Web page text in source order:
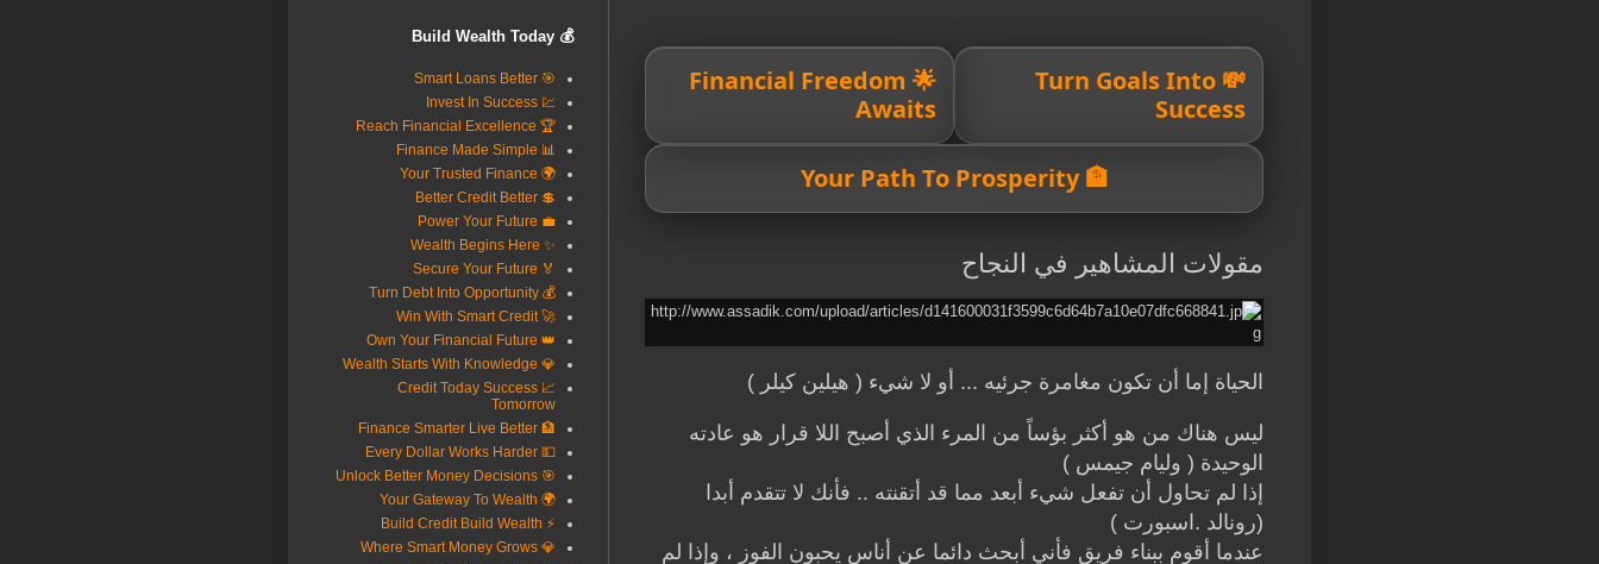
💸 Turn Goals Into
Success
🌟 Financial Freedom
Awaits
🏦 Your Path To Prosperity
مقولات المشاهير في النجاح
الحياة إما أن تكون مغامرة جرئيه ... أو لا شيء ( هيلين كيلر )
ليس هناك من هو أكثر بؤساً من المرء الذي أصبح اللا قرار هو عادته
الوحيدة ( وليام جيمس )
إذا لم تحاول أن تفعل شيء أبعد مما قد أتقنته .. فأنك لا تتقدم أبدا
(رونالد .اسبورت )
عندما أقوم ببناء فريق فأني أبحث دائما عن أناس يحبون الفوز ، وإذا لم
💰 Build Wealth Today
🎯 Smart Loans Better
💹 Invest In Success
🏆 Reach Financial Excellence
📊 Finance Made Simple
🌍 Your Trusted Finance
💲 Better Credit Better
💼 Power Your Future
✨ Wealth Begins Here
🏅 Secure Your Future
💰 Turn Debt Into Opportunity
🚀 Win With Smart Credit
👑 Own Your Financial Future
💎 Wealth Starts With Knowledge
📈 Credit Today Success
Tomorrow
🏦 Finance Smarter Live Better
💵 Every Dollar Works Harder
🎯 Unlock Better Money Decisions
🌍 Your Gateway To Wealth
⚡ Build Credit Build Wealth
💎 Where Smart Money Grows